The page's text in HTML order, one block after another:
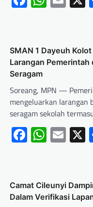
SMAN 1 Dayeuh
Larangan
Seragam
Soreang, MPN —
mengeluarkan larangan
seragam sekolah
Facebook
Camat Cileunyi
Dalam Verifikasi